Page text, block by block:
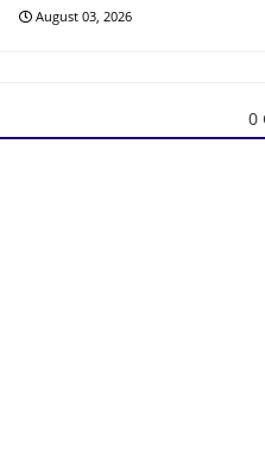
August 03, 2026
0